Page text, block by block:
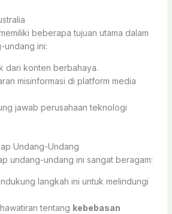
beberapa tujuan utama dalam
undang ini:
dari konten berbahaya.
misinformasi di platform media
jawab perusahaan teknologi
Undang-Undang
undang-undang ini sangat beragam:
langkah ini untuk melindungi
tentang kebebasan